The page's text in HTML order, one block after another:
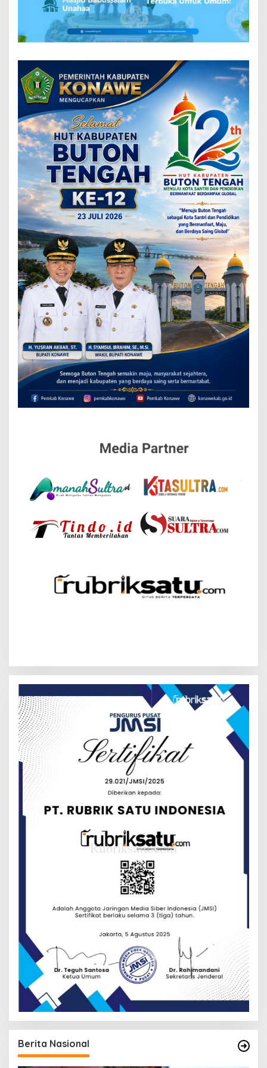
Berita Nasional